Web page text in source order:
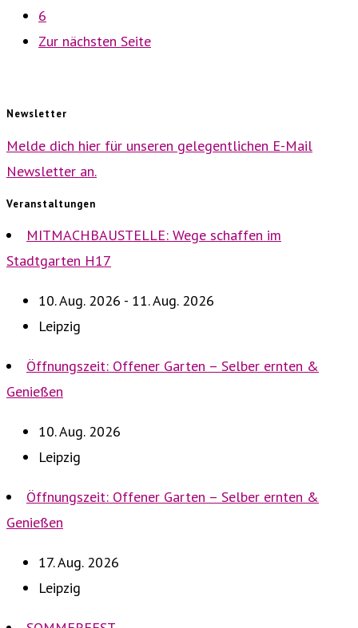
6
Zur nächsten Seite
Newsletter
Melde dich hier für unseren gelegentlichen E-Mail
Newsletter an.
Veranstaltungen
MITMACHBAUSTELLE: Wege schaffen im
Stadtgarten H17
10. Aug. 2026 - 11. Aug. 2026
Leipzig
Öffnungszeit: Offener Garten – Selber ernten &
Genießen
10. Aug. 2026
Leipzig
Öffnungszeit: Offener Garten – Selber ernten &
Genießen
17. Aug. 2026
Leipzig